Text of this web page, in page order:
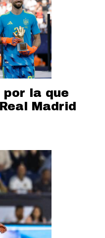
por la que
Madrid